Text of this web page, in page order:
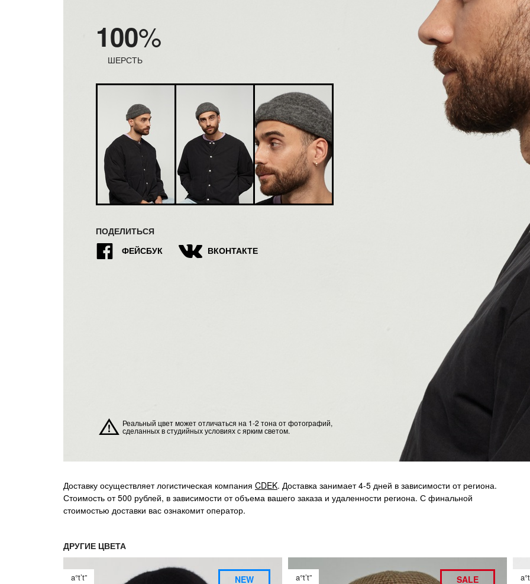
Реальный цвет может отличаться на 1-2 тона от фотографий,
сделанных в студийных условиях с ярким светом.
100%
ШЕРСТЬ
ПОДЕЛИТЬСЯ
9 ФЕЙСБУК 7 ВКОНТАКТЕ
Доставку осуществляет логистическая компания CDEK. Доставка занимает 4-5 дней в зависимости от региона.
Стоимость от 500 рублей, в зависимости от объема вашего заказа и удаленности региона. С финальной
стоимостью доставки вас ознакомит оператор.
ДРУГИЕ ЦВЕТА
a°t’t” NEW a°t’t” SALE